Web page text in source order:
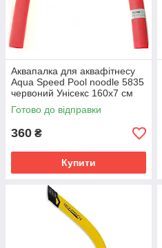
Аквапалка для аквафітнесу
Aqua Speed ​​Pool noodle 5835
червоний Унісекс 160х7 см
166-31
Готово до відправки
360 ₴
Купити